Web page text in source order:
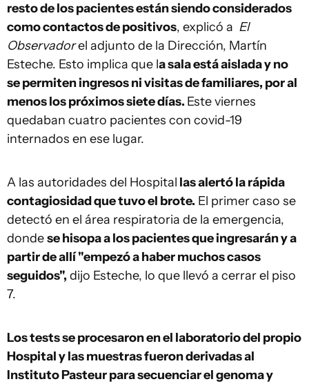
resto de los pacientes están siendo considerados
como contactos de positivos, explicó a El
Observadorel adjunto de la Dirección, Martín
Esteche. Esto implica que la sala está aislada y no
se permiten ingresos ni visitas de familiares, por al
menos los próximos siete días. Este viernes
quedaban cuatro pacientes con covid-19
internados en ese lugar.
A las autoridades del Hospital las alertó la rápida
contagiosidad que tuvo el brote. El primer caso se
detectó en el área respiratoria de la emergencia,
dondese hisopa a los pacientes que ingresarán y a
partir de allí "empezó a haber muchos casos
seguidos", dijo Esteche, lo que llevó a cerrar el piso
7.
Los tests se procesaron en el laboratorio del propio
Hospital y las muestras fueron derivadas al
Instituto Pasteur para secuenciar el genoma y